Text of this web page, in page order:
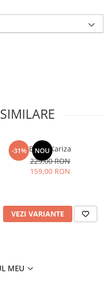
-31% NOU
Bluza Kariza
229,00 RON
159,00 RON
VEZI VARIANTE
MEU